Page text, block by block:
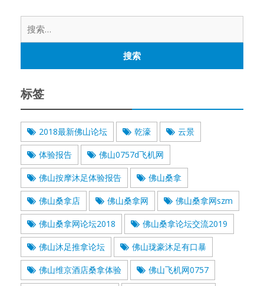
标签
2018最新佛山论坛 乾濠 云景
体验报告 佛山0757d飞机网
佛山按摩沐足体验报告 佛山桑拿
佛山桑拿店 佛山桑拿网 佛山桑拿网szm
佛山桑拿网论坛2018 佛山桑拿论坛交流2019
佛山沐足推拿论坛 佛山珑豪沐足有口暴
佛山维京酒店桑拿体验 佛山飞机网0757